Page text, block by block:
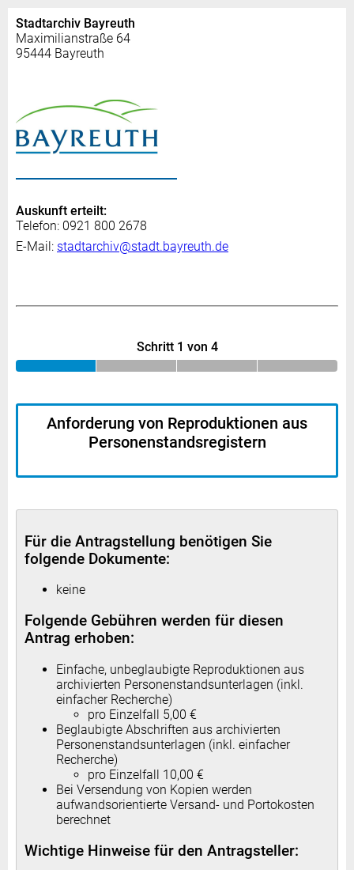
Stadtarchiv Bayreuth
Maximilianstraße 64
95444 Bayreuth
Auskunft erteilt:
Telefon: 0921 800 2678
E-Mail: stadtarchiv@stadt.bayreuth.de
Schritt 1 von 4
Anforderung von Reproduktionen aus
Personenstandsregistern
Für die Antragstellung benötigen Sie
folgende Dokumente:
keine
Folgende Gebühren werden für diesen
Antrag erhoben:
Einfache, unbeglaubigte Reproduktionen aus
archivierten Personenstandsunterlagen (inkl.
einfacher Recherche)
pro Einzelfall 5,00 €
Beglaubigte Abschriften aus archivierten
Personenstandsunterlagen (inkl. einfacher
Recherche)
pro Einzelfall 10,00 €
Bei Versendung von Kopien werden
aufwandsorientierte Versand- und Portokosten
berechnet
Wichtige Hinweise für den Antragsteller: